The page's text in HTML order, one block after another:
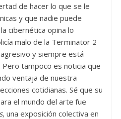
de hacer lo que se le
y que nadie puede
cibernética opina lo
malo de la Terminator 2
y siempre está
tampoco es noticia que
ventaja de nuestra
cotidianas. Sé que su
el mundo del arte fue
, una exposición colectiva en